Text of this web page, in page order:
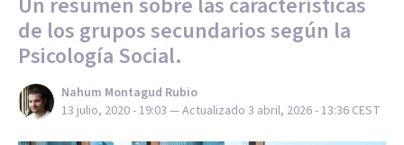
de los grupos secundarios según la
Psicología Social.
Nahum Montagud Rubio
13 julio, 2020 - 19:03 — Actualizado 3 abril, 2026 - 13:36 CEST